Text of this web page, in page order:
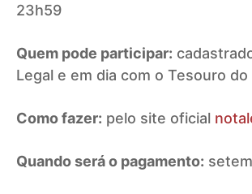
23h59
Quem pode participar:
Legal e em dia com o Tesouro do
Como fazer: pelo site oficial
Quando será o pagamento: